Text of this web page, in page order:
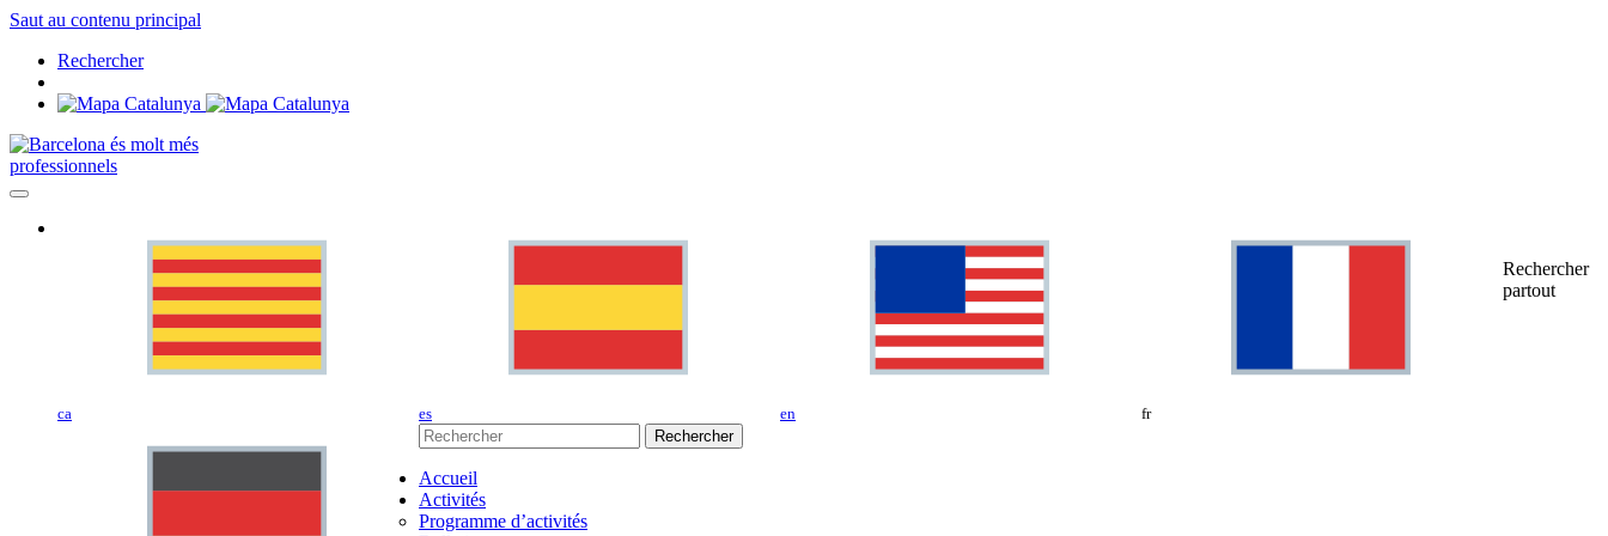
Saut au contenu principal
Rechercher
professionnels
ca es en fr
Rechercher
partout
Rechercher
Accueil
Activités
Programme d’activités